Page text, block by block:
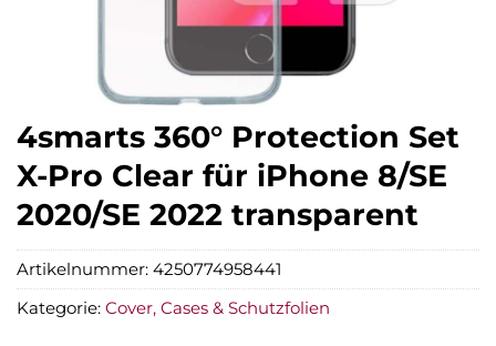
4smarts 360° Protection Set
X-Pro Clear für iPhone 8/SE
2020/SE 2022 transparent
Artikelnummer: 4250774958441
Kategorie: Cover, Cases & Schutzfolien